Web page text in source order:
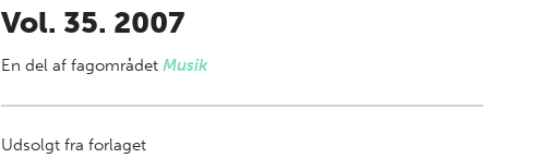
Vol. 35. 2007
En del af fagområdet Musik
Udsolgt fra forlaget